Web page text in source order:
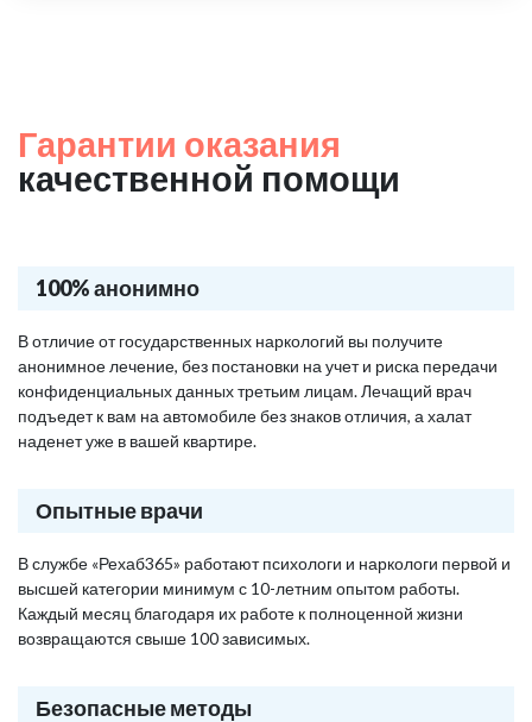
Гарантии оказания
качественной помощи
100% анонимно
В отличие от государственных наркологий вы получите
анонимное лечение, без постановки на учет и риска передачи
конфиденциальных данных третьим лицам. Лечащий врач
подъедет к вам на автомобиле без знаков отличия, а халат
наденет уже в вашей квартире.
Опытные врачи
В службе «Рехаб365» работают психологи и наркологи первой и
высшей категории минимум с 10-летним опытом работы.
Каждый месяц благодаря их работе к полноценной жизни
возвращаются свыше 100 зависимых.
Безопасные методы